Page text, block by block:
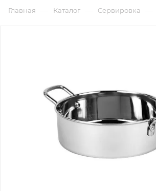
Главная — Каталог — Сервировка —